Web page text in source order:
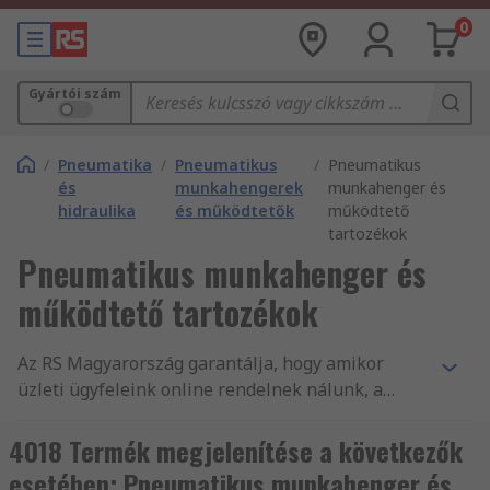
0
Gyártói szám
/ Pneumatika
és
hidraulika
/ Pneumatikus
munkahengerek
és működtetők
/ Pneumatikus
munkahenger és
működtető
tartozékok
Pneumatikus munkahenger és
működtető tartozékok
Az RS Magyarország garantálja, hogy amikor
üzleti ügyfeleink online rendelnek nálunk, a
szabványoknak megfelelő termékeket vásárolják.
A vevőszolgálatunk magas minőségére méltán
4018 Termék megjelenítése a következők